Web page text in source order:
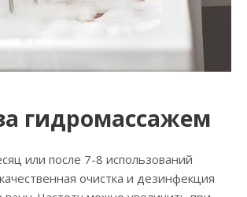
гидромассажем
или после 7-8 использований
очистка и дезинфекция